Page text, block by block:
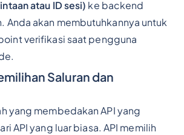
atau ID sesi) ke backend
Anda akan membutuhkannya untuk
verifikasi saat pengguna
Saluran dan
yang membedakan API yang
API yang luar biasa. API memilih